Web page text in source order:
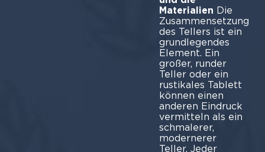
Materialien Die
Zusammensetzung
des Tellers ist ein
grundlegendes
Element. Ein
großer, runder
Teller oder ein
rustikales Tablett
können einen
anderen Eindruck
vermitteln als ein
schmalerer,
modernerer
Teller. Jeder